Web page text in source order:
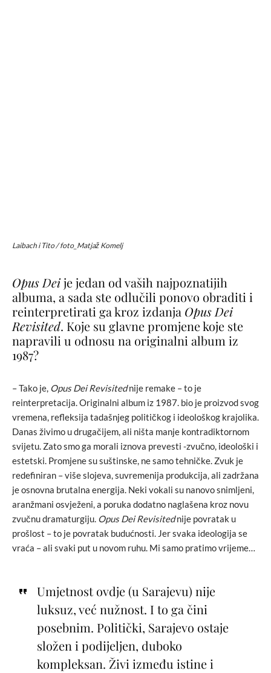
Laibach i Tito / foto_Matjaž Komelj
Opus Deije jedan od vaših najpoznatijih
albuma, a sada ste odlučili ponovo obraditi i
reinterpretirati ga kroz izdanja Opus Dei
Revisited. Koje su glavne promjene koje ste
napravili u odnosu na originalni album iz
1987?
– Tako je, Opus Dei Revisitednije remake – to je
reinterpretacija. Originalni album iz 1987. bio je proizvod svog
vremena, refleksija tadašnjeg političkog i ideološkog krajolika.
Danas živimo u drugačijem, ali ništa manje kontradiktornom
svijetu. Zato smo ga morali iznova prevesti -zvučno, ideološki i
estetski. Promjene su suštinske, ne samo tehničke. Zvuk je
redefiniran – više slojeva, suvremenija produkcija, ali zadržana
je osnovna brutalna energija. Neki vokali su nanovo snimljeni,
aranžmani osvježeni, a poruka dodatno naglašena kroz novu
zvučnu dramaturgiju. Opus Dei Revisitednije povratak u
prošlost – to je povratak budućnosti. Jer svaka ideologija se
vraća – ali svaki put u novom ruhu. Mi samo pratimo vrijeme…
Umjetnost ovdje (u Sarajevu) nije
luksuz, već nužnost. I to ga čini
posebnim. Politički, Sarajevo ostaje
složen i podijeljen, duboko
kompleksan. Živi između istine i